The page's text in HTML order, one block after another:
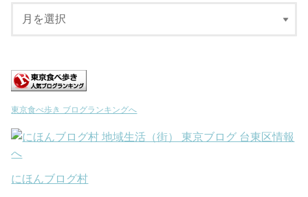
東京食べ歩き ブログランキングへ
にほんブログ村